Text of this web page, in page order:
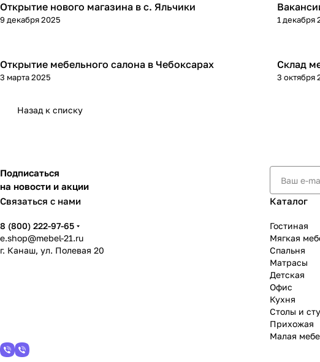
Открытие нового магазина в с. Яльчики
9 декабря 2025 1 декабря
Открытие мебельного салона в Чебоксарах
3 марта 2025
Склад
3 октября
Назад к списку
Подписаться
на новости и акции
Связаться с нами
8 (800) 222-97-65
e.shop@mebel-21.ru
г. Канаш, ул. Полевая 20
Каталог
Гостиная
Мягкая
Спальня
Матрасы
Детская
Офис
Кухня
Столы и
Прихожая
Малая